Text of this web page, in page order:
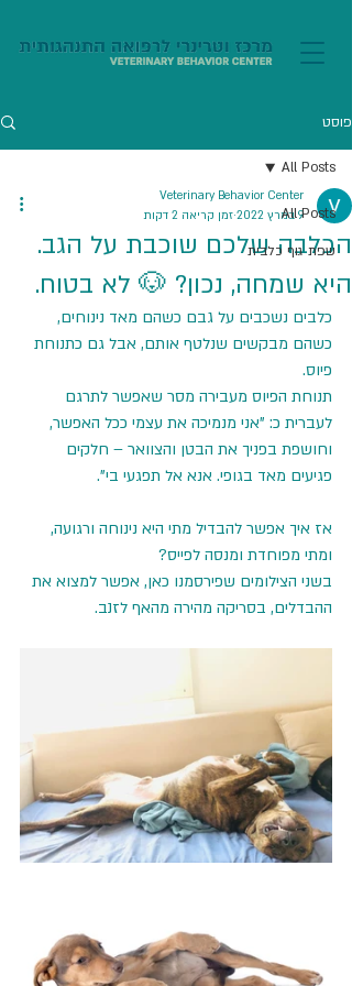
פוסט
All Posts
שפת גוף כלבית
All Posts
הכלבה שלכם שוכבת על הגב.
היא שמחה, נכון? 🐶 לא בטוח.
Veterinary Behavior Center
9 במרץ 2022
זמן קריאה 2 דקות
כלבים נשכבים על גבם כשהם מאד נינוחים,
כשהם מבקשים שנלטף אותם, אבל גם כתנוחת
פיוס.
תנוחת הפיוס מעבירה מסר שאפשר לתרגם
לעברית כ: "אני מנמיכה את עצמי ככל האפשר,
וחושפת בפניך את הבטן והצוואר – חלקים
פגיעים מאד בגופי. אנא אל תפגעי בי".
אז איך אפשר להבדיל מתי היא נינוחה ורגועה,
ומתי מפוחדת ומנסה לפייס?
בשני הצילומים שפירסמנו כאן, אפשר למצוא את
ההבדלים, בסריקה מהירה מהאף לזנב.